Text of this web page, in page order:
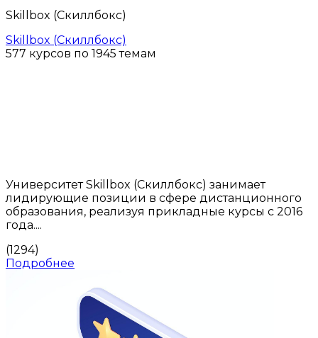
Skillbox (Скиллбокс)
Skillbox (Скиллбокс)
577 курсов по 1945 темам
Университет Skillbox (Скиллбокс) занимает
лидирующие позиции в сфере дистанционного
образования, реализуя прикладные курсы с 2016
года....
(1294)
Подробнее